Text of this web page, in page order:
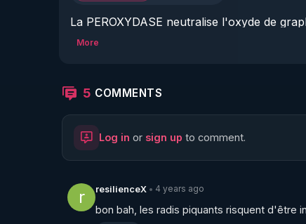
La PEROXYDASE neutralise l'oxyde de
More
5 COMMENTS
Log in or sign up to comment.
r resilienceX • 4 years ago
bon bah, les radis piquants risquent d'être